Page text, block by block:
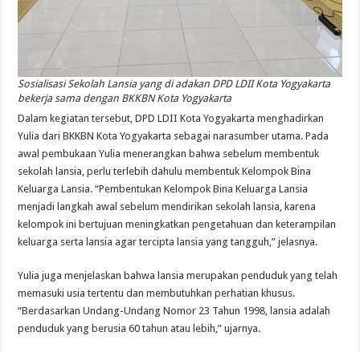
Sosialisasi Sekolah Lansia yang di adakan DPD LDII Kota Yogyakarta
bekerja sama dengan BKKBN Kota Yogyakarta
Dalam kegiatan tersebut, DPD LDII Kota Yogyakarta menghadirkan
Yulia dari BKKBN Kota Yogyakarta sebagai narasumber utama. Pada
awal pembukaan Yulia menerangkan bahwa sebelum membentuk
sekolah lansia, perlu terlebih dahulu membentuk Kelompok Bina
Keluarga Lansia. “Pembentukan Kelompok Bina Keluarga Lansia
menjadi langkah awal sebelum mendirikan sekolah lansia, karena
kelompok ini bertujuan meningkatkan pengetahuan dan keterampilan
keluarga serta lansia agar tercipta lansia yang tangguh,” jelasnya.
Yulia juga menjelaskan bahwa lansia merupakan penduduk yang telah
memasuki usia tertentu dan membutuhkan perhatian khusus.
“Berdasarkan Undang-Undang Nomor 23 Tahun 1998, lansia adalah
penduduk yang berusia 60 tahun atau lebih,” ujarnya.